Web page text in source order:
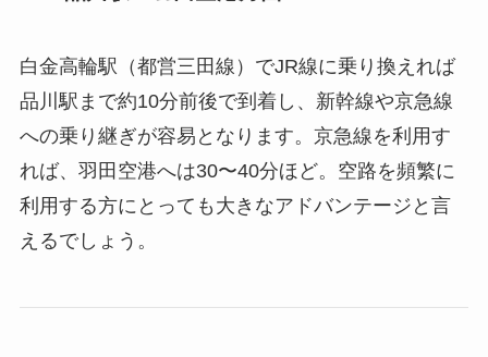
白金高輪駅（都営三田線）でJR線に乗り換えれば
品川駅まで約10分前後で到着し、新幹線や京急線
への乗り継ぎが容易となります。京急線を利用す
れば、羽田空港へは30〜40分ほど。空路を頻繁に
利用する方にとっても大きなアドバンテージと言
えるでしょう。